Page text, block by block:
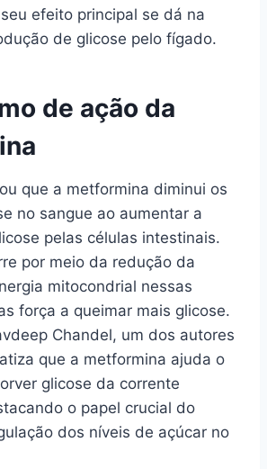
efeito principal se dá na
de glicose pelo fígado.
de ação da
que a metformina diminui os
no sangue ao aumentar a
pelas células intestinais.
por meio da redução da
mitocondrial nessas
força a queimar mais glicose.
Chandel, um dos autores
que a metformina ajuda o
glicose da corrente
o papel crucial do
dos níveis de açúcar no